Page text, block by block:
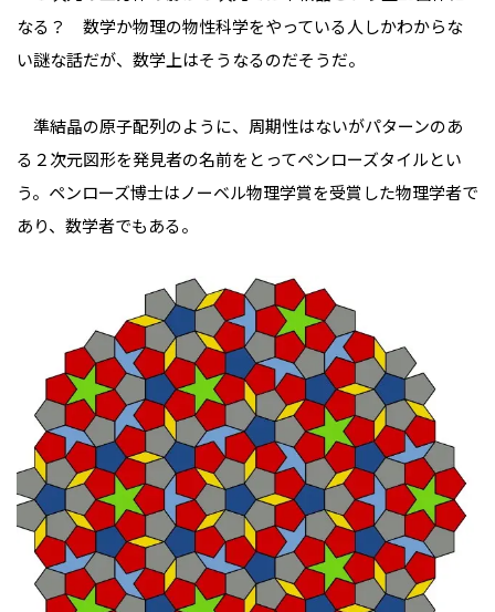
なる？ 数学か物理の物性科学をやっている人しかわからな
い謎な話だが、数学上はそうなるのだそうだ。
準結晶の原子配列のように、周期性はないがパターンのあ
る２次元図形を発見者の名前をとってペンローズタイルとい
う。ペンローズ博士はノーベル物理学賞を受賞した物理学者で
あり、数学者でもある。